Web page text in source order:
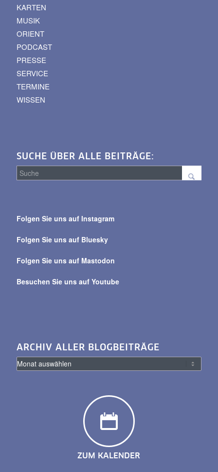
KARTEN
MUSIK
ORIENT
PODCAST
PRESSE
SERVICE
TERMINE
WISSEN
SUCHE ÜBER ALLE BEITRÄGE:
alle
Folgen Sie uns auf Instagram
Folgen Sie uns auf Bluesky
Folgen Sie uns auf Mastodon
Besuchen Sie uns auf Youtube
ARCHIV ALLER BLOGBEITRÄGE
ZUM KALENDER